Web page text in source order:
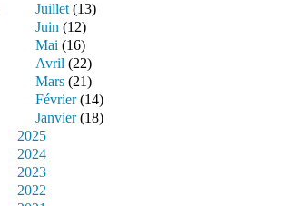
Juillet(13)
Juin (12)
Mai (16)
Avril (22)
Mars (21)
Février(14)
Janvier(18)
2025
2024
2023
2022